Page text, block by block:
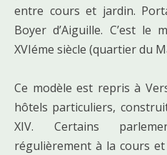
entre cours et jardin.
Boyer d’Aiguille. C’est le
XVIéme siècle (quartier du
Ce modèle est repris à
hôtels particuliers,
XIV. Certains
régulièrement à la cours